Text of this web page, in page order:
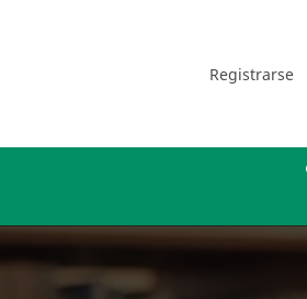
Registrarse